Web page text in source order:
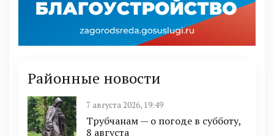
Районные новости
7 августа 2026, 19:49
Трубчанам — о погоде в субботу,
8 августа